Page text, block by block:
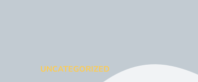
UNCATEGORIZED